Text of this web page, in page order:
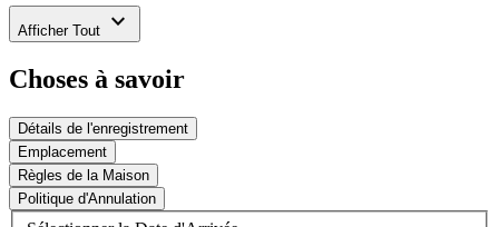
Afficher Tout expand_more
Choses à savoir
Détails de l'enregistrement
Emplacement
Règles de la Maison
Politique d'Annulation